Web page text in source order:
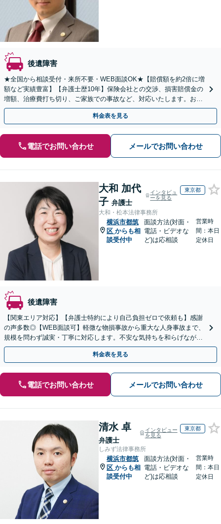
後遺障害
★全国から相談受付・来所不要・WEB面談OK★【賠償額を約2倍に増
額など実績豊富】【弁護士歴10年】保険会社との交渉、損害賠償金の
増額、治療費打ち切り、ご家族での事故など、対応いたします。お早
めにご相談ください【初回相談・着手金無料】
料金表を見る
電話でお問い合わせ メールでお問い合わせ
大和 加代
子 弁護士
インタビュ
ーを見る
東京都
大和・松本法律事務所
横浜市都筑
区 からも相
談受付中
面談方法(対面・
電話・ビデオな
ど)は応相談
営業時
間：本日
定休日
後遺障害
【関東エリア対応】【弁護士特約により自己負担ゼロで依頼も】感謝
の声多数◎【WEB面談可】軽微な物損事故から重大な人身事故まで、
規模を問わず誠実・丁寧に対応します。不安な気持ちを和らげながら
最善の道を一緒に探りますので、まずはご相談ください。
料金表を見る
電話でお問い合わせ メールでお問い合わせ
清水 卓
弁護士
インタビュー
を見る
東京都
しみず法律事務所
横浜市都筑
区 からも相
談受付中
面談方法(対面・
電話・ビデオな
ど)は応相談
営業時
間：本日
定休日